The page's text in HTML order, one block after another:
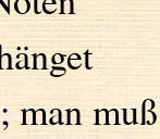
man muß